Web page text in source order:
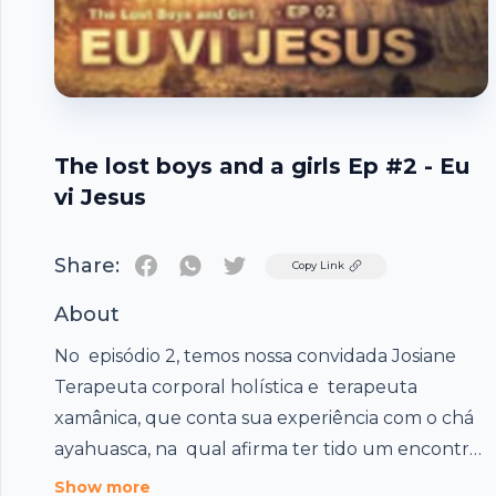
The lost boys and a girls Ep #2 - Eu
vi Jesus
Share: TwitterCopy Link
About
No episódio 2, temos nossa convidada Josiane
Terapeuta corporal holística e terapeuta
xamânica, que conta sua experiência com o chá
ayahuasca, na qual afirma ter tido um encontro
com Jesus. Em seguida temos nosso pioneiro
Show more